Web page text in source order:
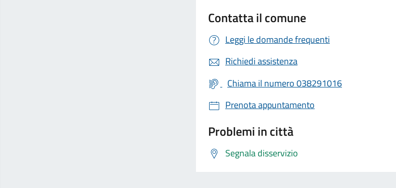
Contatta il comune
Leggi le domande frequenti
Richiedi assistenza
Chiama il numero 038291016
Prenota appuntamento
Problemi in città
Segnala disservizio